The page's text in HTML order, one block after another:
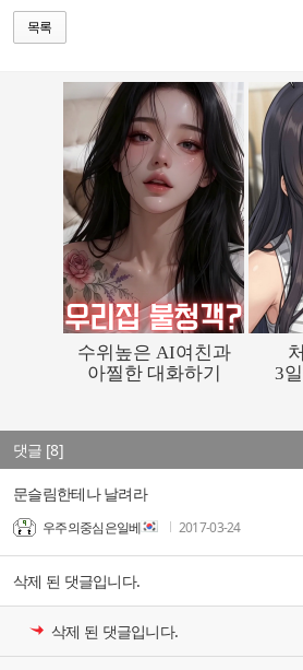
목록
댓글 [8]
문슬림한테나 날려라
우주의중심은일베 2017-03-24
삭제 된 댓글입니다.
삭제 된 댓글입니다.